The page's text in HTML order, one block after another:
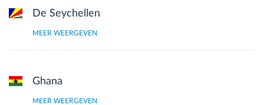
De Seychellen
MEER WEERGEVEN
Ghana
MEER WEERGEVEN